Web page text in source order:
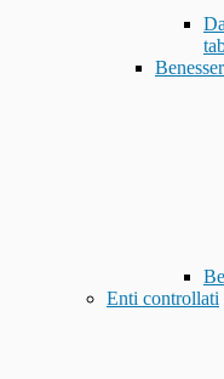
Enti controllati